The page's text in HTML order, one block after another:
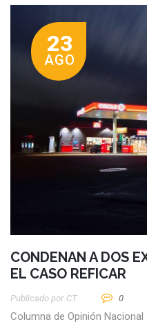
23
AGO
CONDENAN A DOS
EL CASO REFICAR
Publicado por CT 0
Columna de Opinión